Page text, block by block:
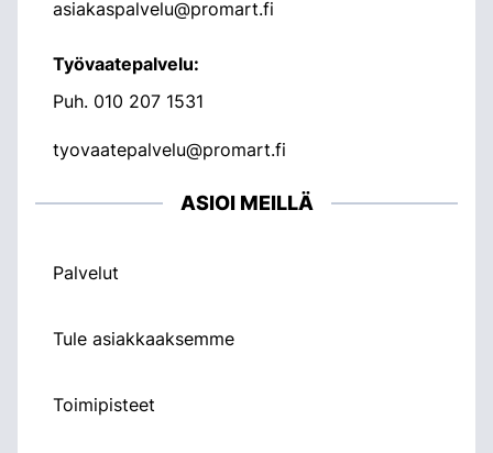
asiakaspalvelu@promart.fi
Työvaatepalvelu:
Puh. 010 207 1531
tyovaatepalvelu@promart.fi
ASIOI MEILLÄ
Palvelut
Tule asiakkaaksemme
Toimipisteet